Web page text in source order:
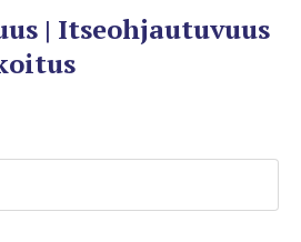
| Itseohjautuvuus